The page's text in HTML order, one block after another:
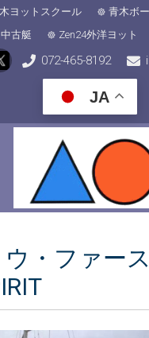
ヨットスクール
青木ボ
古艇
Zen24外洋ヨット
072-465-8192
JA
・ファー